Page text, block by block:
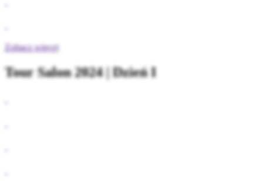
Zobacz więcej
Tour Salon 2024 | Dzień I